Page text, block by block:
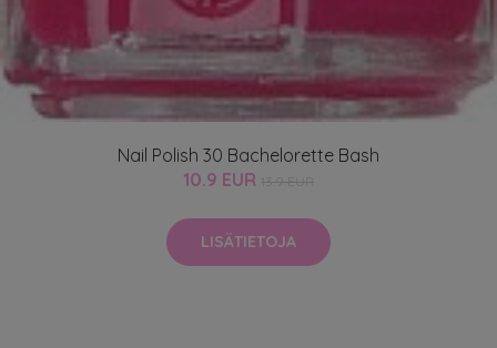
Nail Polish 30 Bachelorette Bash
10.9 EUR
LISÄTIETOJA